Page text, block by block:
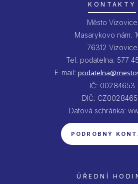
KONTAKTY
Město Vizovice
Masarykovo nám.
76312 Vizovice
Tel. podatelna: 577
E-mail:
IČ: 00284653
DIČ:
Datová schránka:
PODROBNÝ
ÚŘEDNÍ